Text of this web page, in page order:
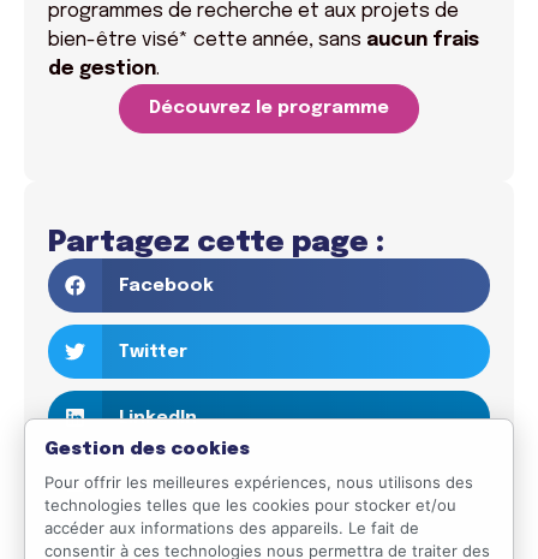
programmes de recherche et aux projets de
bien-être visé* cette année, sans aucun frais
de gestion.
Découvrez le programme
Partagez cette page :
Facebook
Twitter
LinkedIn
Email
WhatsApp
Gestion des cookies
Pour offrir les meilleures expériences, nous utilisons des
technologies telles que les cookies pour stocker et/ou
accéder aux informations des appareils. Le fait de
consentir à ces technologies nous permettra de traiter des